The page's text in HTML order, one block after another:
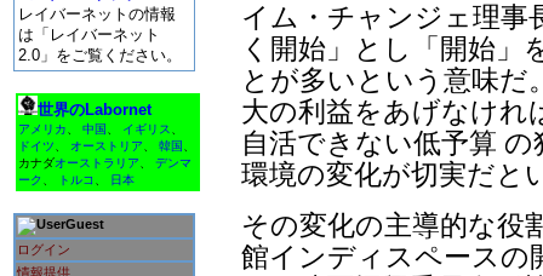
レイバーネットの情報
は「レイバーネット
2.0」をご覧ください。
世界のLabornet
アメリカ 中国 イギリス
ドイツ
オーストリア 韓国
カナダオーストラリア
デンマ
ーク
トルコ 日本
Guest
ログイン
情報提供
イム・チャンジェ理事
く開始」とし「開始
とが多いという意味だ
大の利益をあげなけれ
自活できない低予算
環境の変化が切実だと
その変化の主導的な役
館インディスペースの